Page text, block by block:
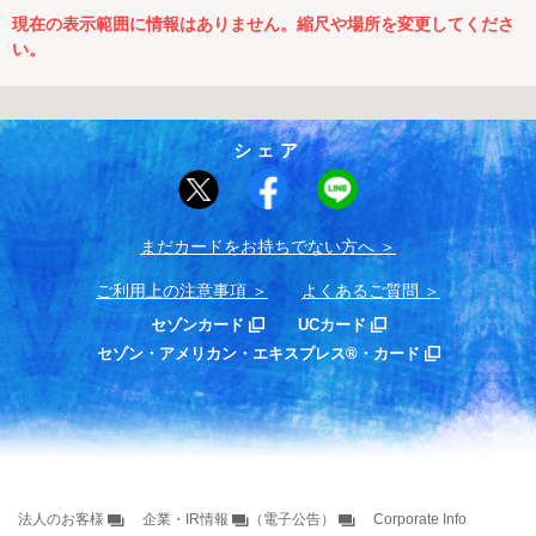
現在の表示範囲に情報はありません。縮尺や場所を変更してくださ
い。
シェア
まだカードをお持ちでない⽅へ
ご利用上の注意事項 よくあるご質問
セゾンカード
UCカード
セゾン・アメリカン・エキスプレス®・カード
法人のお客様 企業・IR情報 （電子公告） Corporate Info